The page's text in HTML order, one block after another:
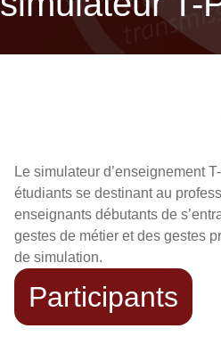
Le simulateur d’enseignement
étudiants se destinant au
enseignants débutants de
gestes de métier et des gestes
de simulation.
Participants